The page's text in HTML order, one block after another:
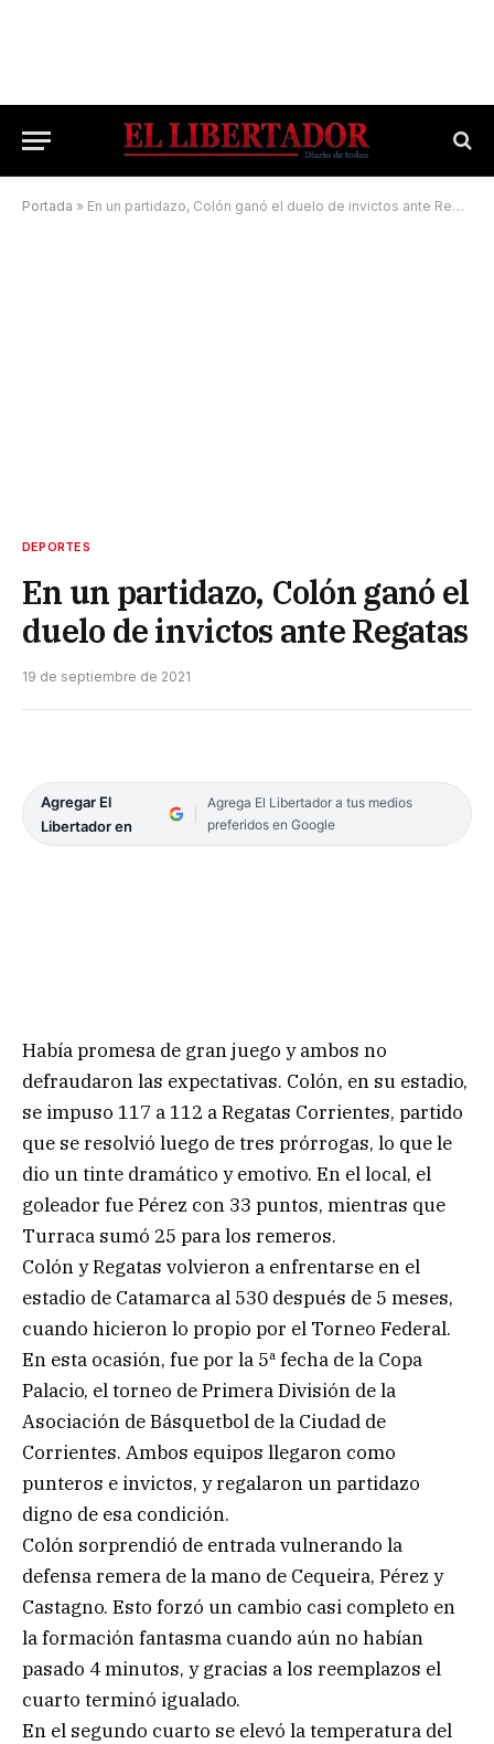
Portada » En un partidazo, Colón ganó el duelo de invictos ante Regatas
DEPORTES
En un partidazo, Colón ganó el
duelo de invictos ante Regatas
19 de septiembre de 2021
Agregar El
Libertador en
Agrega El Libertador a tus medios
preferidos en Google
Había promesa de gran juego y ambos no
defraudaron las expectativas. Colón, en su estadio,
se impuso 117 a 112 a Regatas Corrientes, partido
que se resolvió luego de tres prórrogas, lo que le
dio un tinte dramático y emotivo. En el local, el
goleador fue Pérez con 33 puntos, mientras que
Turraca sumó 25 para los remeros.
Colón y Regatas volvieron a enfrentarse en el
estadio de Catamarca al 530 después de 5 meses,
cuando hicieron lo propio por el Torneo Federal.
En esta ocasión, fue por la 5ª fecha de la Copa
Palacio, el torneo de Primera División de la
Asociación de Básquetbol de la Ciudad de
Corrientes. Ambos equipos llegaron como
punteros e invictos, y regalaron un partidazo
digno de esa condición.
Colón sorprendió de entrada vulnerando la
defensa remera de la mano de Cequeira, Pérez y
Castagno. Esto forzó un cambio casi completo en
la formación fantasma cuando aún no habían
pasado 4 minutos, y gracias a los reemplazos el
cuarto terminó igualado.
En el segundo cuarto se elevó la temperatura del